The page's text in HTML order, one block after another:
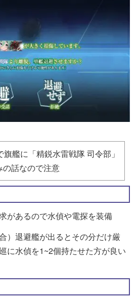
艦に「精鋭水雷戦隊 司令部」
の話なので注意
があるので水偵や電探を装備
）退避艦が出るとその分だけ厳
に水偵を1~2個持たせた方が良い